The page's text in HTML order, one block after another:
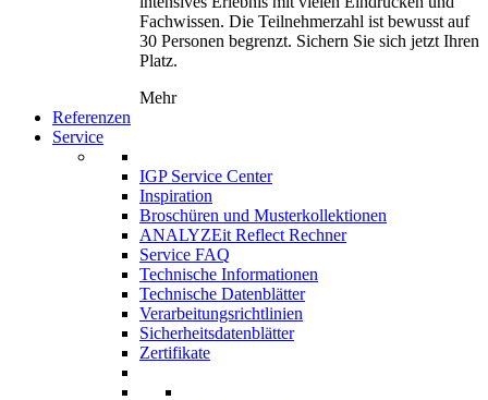
Fachwissen. Die Teilnehmerzahl ist bewusst auf
30 Personen begrenzt. Sichern Sie sich jetzt Ihren
Platz.
Mehr
Referenzen
Service
IGP Service Center
Inspiration
Broschüren und Musterkollektionen
ANALYZEit Reflect Rechner
Service FAQ
Technische Informationen
Technische Datenblätter
Verarbeitungsrichtlinien
Sicherheitsdatenblätter
Zertifikate